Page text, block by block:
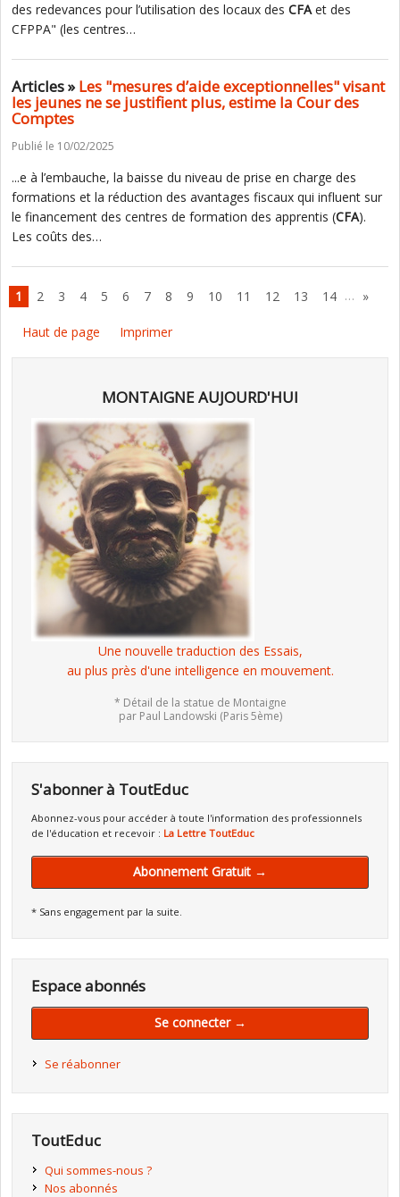
des redevances pour l’utilisation des locaux des CFAet des
CFPPA" (les centres…
Articles »Les "mesures d’aide exceptionnelles" visant
les jeunes ne se justifient plus, estime la Cour des
Comptes
Publié le 10/02/2025
...e à l’embauche, la baisse du niveau de prise en charge des
formations et la réduction des avantages fiscaux qui influent sur
le financement des centres de formation des apprentis (CFA).
Les coûts des…
1 2 3 4 5 6 7 8 9 10 11 12 13 14 … »
Haut de page Imprimer
MONTAIGNE AUJOURD'HUI
Une nouvelle traduction des Essais,
au plus près d'une intelligence en mouvement.
* Détail de la statue de Montaigne
par Paul Landowski (Paris 5ème)
S'abonner à ToutEduc
Abonnez-vous pour accéder à toute l'information des professionnels
de l'éducation et recevoir : La Lettre ToutEduc
Abonnement Gratuit →
* Sans engagement par la suite.
Espace abonnés
Se connecter →
Se réabonner
ToutEduc
Qui sommes-nous ?
Nos abonnés